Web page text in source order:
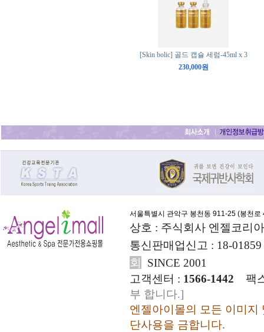
[Skin bolic] 골드 캡슐 세럼-45ml x 3
230,000원
서울특별시 관악구 봉천동 911-25 (봉천로
상호 : 주식회사 엔젤코리
통신판매업신고 : 18-
회
SINCE 2001
고객센터 : 1566-1442
팩
부 합니다.]
엔젤아이몰의 모든 이미지
단사용을 금합니다.